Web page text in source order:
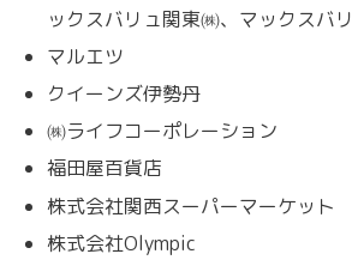
ックスバリュ関東㈱、マックスバ
マルエツ
クイーンズ伊勢丹
㈱ライフコーポレーション
福田屋百貨店
株式会社関西スーパーマーケット
株式会社Olympic